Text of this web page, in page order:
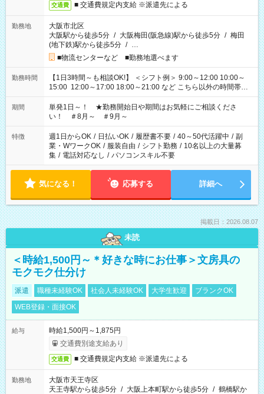
交通費 ■ 交通費規定内支給 ※派遣先による
勤務地
大阪市北区
大阪駅から徒歩5分 / 大阪梅田(阪急線)駅から徒歩5分 / 梅田
(地下鉄)駅から徒歩5分 / …
■物流センターなど ■勤務地選べます
勤務時間
【1日3時間～も相談OK!】 ＜シフト例＞ 9:00～12:00 10:00～
15:00 12:00～17:00 18:00～21:00 など こちら以外の時間帯も
お気軽にご相談ください！
期間
単発1日～！ ★勤務開始日や期間はお気軽にご相談くださ
い！ ＃8月～ ＃9月～
特徴 週1日からOK / 日払いOK / 履歴書不要 / 40～50代活躍中 / 副
業・WワークOK / 服装自由 / シフト勤務 / 10名以上の大量募
集 / 電話対応なし / パソコンスキル不要
気になる！ 応募する 詳細へ
掲載日：2026.08.07
未読
＜時給1,500円～＊好きな時にお仕事＞文房具の
モクモク仕分け
派遣 職種未経験OK 社会人未経験OK 大学生歓迎
ブランクOK
WEB登録・面接OK
給与
時給1,500円～1,875円
交通費別途支給あり
交通費 ■ 交通費規定内支給 ※派遣先による
勤務地
大阪市天王寺区
天王寺駅から徒歩5分 / 大阪上本町駅から徒歩5分 / 鶴橋駅か